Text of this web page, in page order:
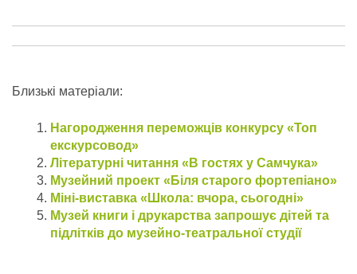
Близькі матеріали:
Нагородження переможців конкурсу «Топ
екскурсовод»
Літературні читання «В гостях у Самчука»
Музейний проект «Біля старого фортепіано»
Міні-виставка «Школа: вчора, сьогодні»
Музей книги і друкарства запрошує дітей та
підлітків до музейно-театральної студії